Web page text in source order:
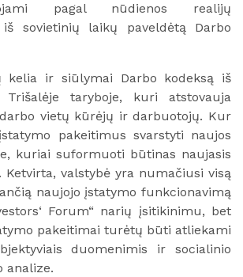
pagal nūdienos realijų
iš sovietinių laikų paveldėtą Darbo
kelia ir siūlymai Darbo kodeksą iš
Trišalėje taryboje, kuri atstovauja
vietų kūrėjų ir darbuotojų. Kur
pakeitimus svarstyti naujos
kuriai suformuoti būtinas naujasis
Ketvirta, valstybė yra numačiusi visą
naujojo įstatymo funkcionavimą
Forum“ narių įsitikinimu, bet
pakeitimai turėtų būti atliekami
duomenimis ir socialinio
analize.